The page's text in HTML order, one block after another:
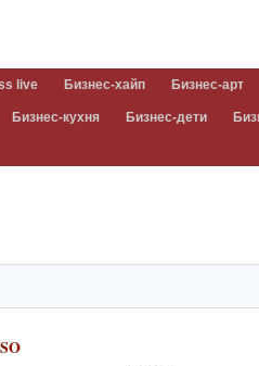
live Бизнес-хайп Бизнес-арт
Бизнес-кухня Бизнес-дети